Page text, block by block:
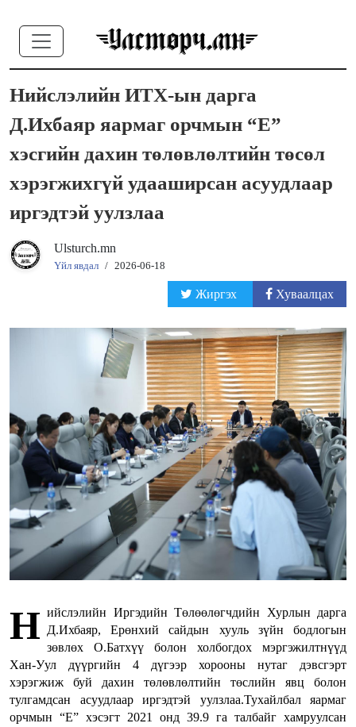
Нийслэлийн ИТХ-ын дарга
Д.Ихбаяр яармаг орчмын “Е”
хэсгийн дахин төлөвлөлтийн төсөл
хэрэгжихгүй удааширсан асуудлаар
иргэдтэй уулзлаа
Ulsturch.mn
Үйл явдал / 2026-06-18
Жиргэх Хуваалцах
Н ийслэлийн Иргэдийн Төлөөлөгчдийн Хурлын дарга
Д.Ихбаяр, Ерөнхий сайдын хууль зүйн бодлогын
зөвлөх О.Батхүү болон холбогдох мэргэжилтнүүд
Хан-Уул дүүргийн 4 дүгээр хорооны нутаг дэвсгэрт
хэрэгжиж буй дахин төлөвлөлтийн төслийн явц болон
тулгамдсан асуудлаар иргэдтэй уулзлаа.Тухайлбал яармаг
орчмын “Е” хэсэгт 2021 онд 39.9 га талбайг хамруулсан